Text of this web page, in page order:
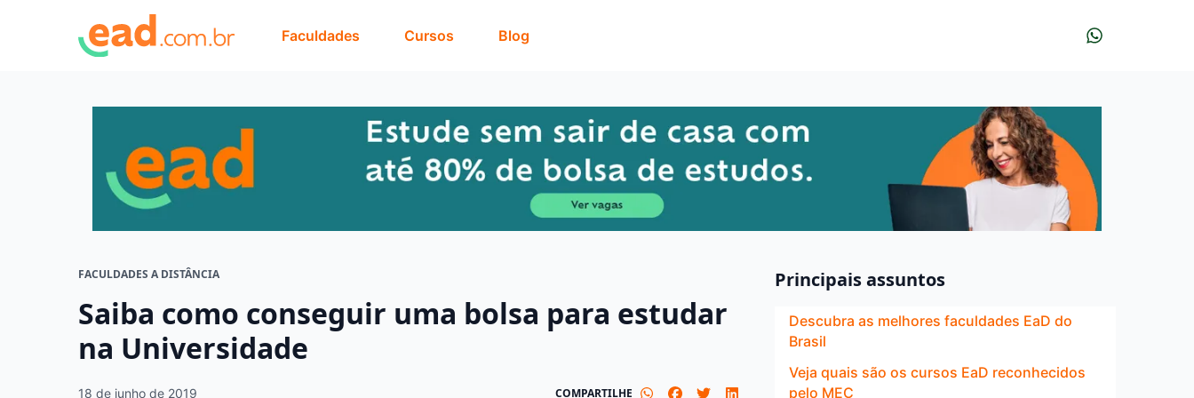
Faculdades Cursos Blog
FACULDADES A DISTÂNCIA
Saiba como conseguir uma bolsa para estudar
na Universidade
18 de junho de 2019 COMPARTILHE
Principais assuntos
Descubra as melhores faculdades EaD do
Brasil
Veja quais são os cursos EaD reconhecidos
pelo MEC